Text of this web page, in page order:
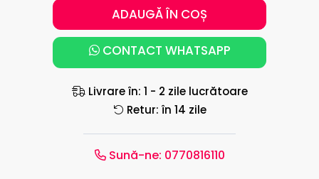
ADAUGĂ ÎN COȘ
CONTACT WHATSAPP
Livrare în: 1 - 2 zile lucrătoare
Retur: în 14 zile
Sună-ne: 0770816110